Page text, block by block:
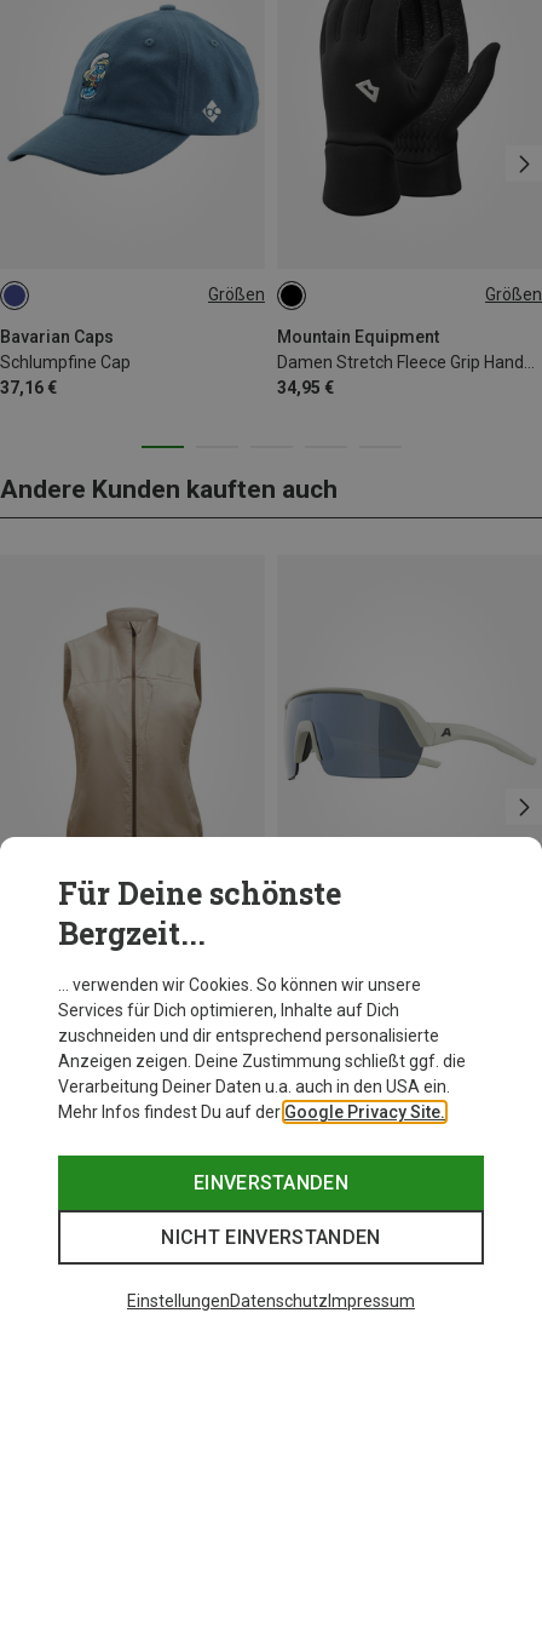
Größen
Bavarian Caps
Schlumpfine Cap
37,16 €
ONE SIZE Größen
Mountain Equipment
34,95 €
XS
Andere Kunden kauften auch
Du sparst 23%
Alpina
Turbo HR Q-Lite Sportbrille
69,95 €
Für Deine schönste
Bergzeit...
… verwenden wir Cookies. So können wir unsere
Services für Dich optimieren, Inhalte auf Dich
zuschneiden und dir entsprechend personalisierte
Anzeigen zeigen. Deine Zustimmung schließt ggf. die
Verarbeitung Deiner Daten u.a. auch in den USA ein.
Mehr Infos findest Du auf der Google Privacy Site.
EINVERSTANDEN
NICHT EINVERSTANDEN
EinstellungenDatenschutz Impressum